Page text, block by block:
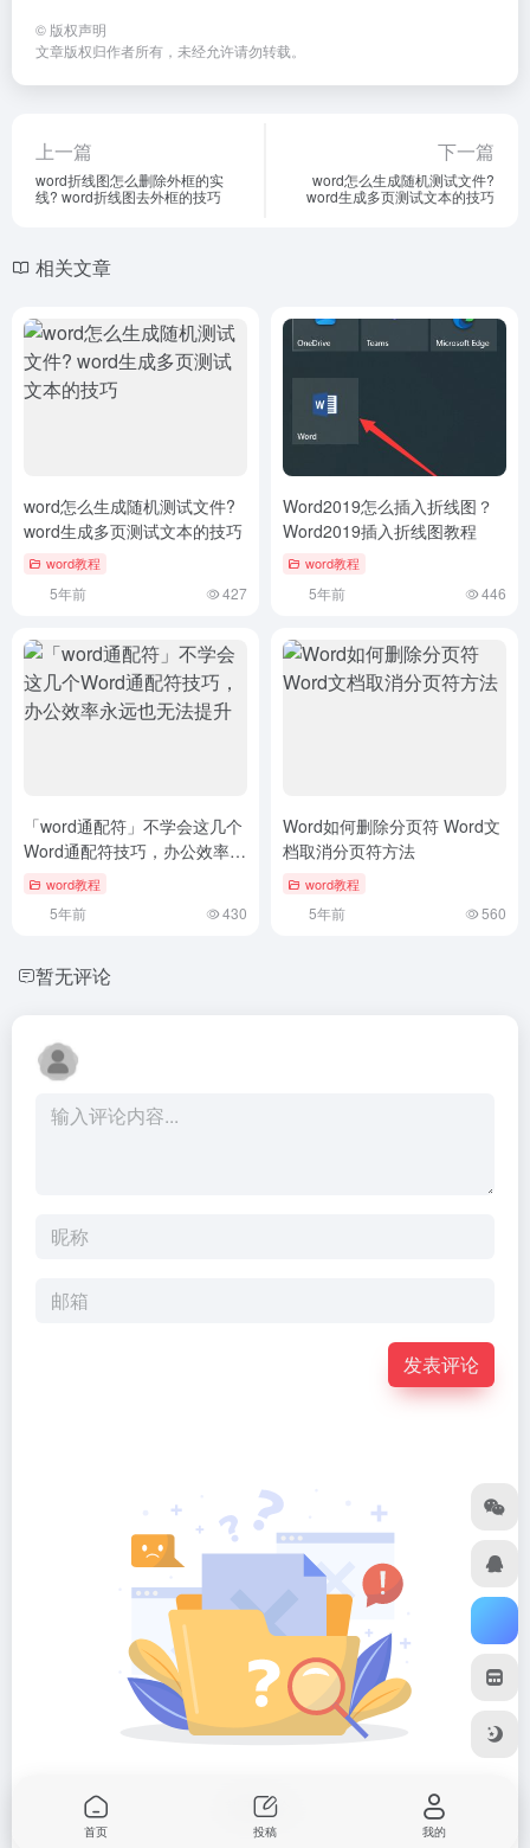
© 版权声明
文章版权归作者所有，未经允许请勿转载。
上一篇
word折线图怎么删除外框的实
线? word折线图去外框的技巧
下一篇
word怎么生成随机测试文件?
word生成多页测试文本的技巧
相关文章
word怎么生成随机测试文件?
word生成多页测试文本的技巧
word教程
5年前 427
Word2019怎么插入折线图？
Word2019插入折线图教程
word教程
5年前 446
「word通配符」不学会这几个
Word通配符技巧，办公效率永
远也无法提升
word教程
5年前 430
Word如何删除分页符 Word文
档取消分页符方法
word教程
5年前 560
暂无评论
发表评论
暂无评论...
首页 投稿 我的